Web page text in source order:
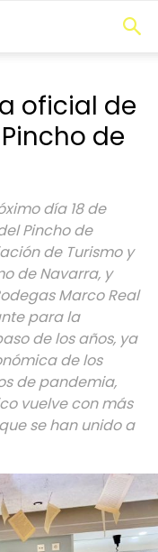
oficial de
de
día 18 de
Pincho de
de Turismo y
de Navarra, y
Marco Real
para la
de los años, ya
de los
de pandemia,
vuelve con más
se han unido a